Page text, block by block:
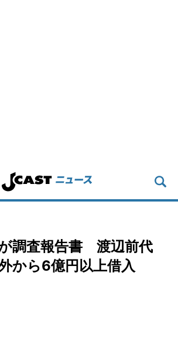
調査報告書 渡辺前代
から6億円以上借入